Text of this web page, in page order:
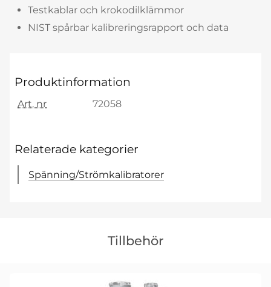
Testkablar och krokodilklämmor
NIST spårbar kalibreringsrapport och data
Produktinformation
Art. nr 72058
Relaterade kategorier
Spänning/Strömkalibratorer
Tillbehör